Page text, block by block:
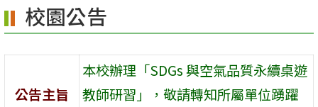
區
校園公告
公告主旨
本校辦理「SDGs 與空氣品質永續桌遊
教師研習」，敬請轉知所屬單位踴躍